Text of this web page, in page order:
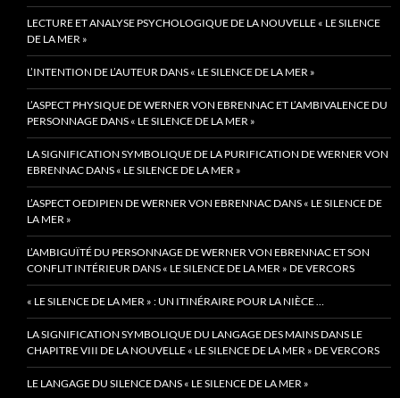
LECTURE ET ANALYSE PSYCHOLOGIQUE DE LA NOUVELLE « LE SILENCE
DE LA MER »
L’INTENTION DE L’AUTEUR DANS « LE SILENCE DE LA MER »
L’ASPECT PHYSIQUE DE WERNER VON EBRENNAC ET L’AMBIVALENCE DU
PERSONNAGE DANS « LE SILENCE DE LA MER »
LA SIGNIFICATION SYMBOLIQUE DE LA PURIFICATION DE WERNER VON
EBRENNAC DANS « LE SILENCE DE LA MER »
L’ASPECT OEDIPIEN DE WERNER VON EBRENNAC DANS « LE SILENCE DE
LA MER »
L’AMBIGUÏTÉ DU PERSONNAGE DE WERNER VON EBRENNAC ET SON
CONFLIT INTÉRIEUR DANS « LE SILENCE DE LA MER » DE VERCORS
« LE SILENCE DE LA MER » : UN ITINÉRAIRE POUR LA NIÈCE …
LA SIGNIFICATION SYMBOLIQUE DU LANGAGE DES MAINS DANS LE
CHAPITRE VIII DE LA NOUVELLE « LE SILENCE DE LA MER » DE VERCORS
LE LANGAGE DU SILENCE DANS « LE SILENCE DE LA MER »